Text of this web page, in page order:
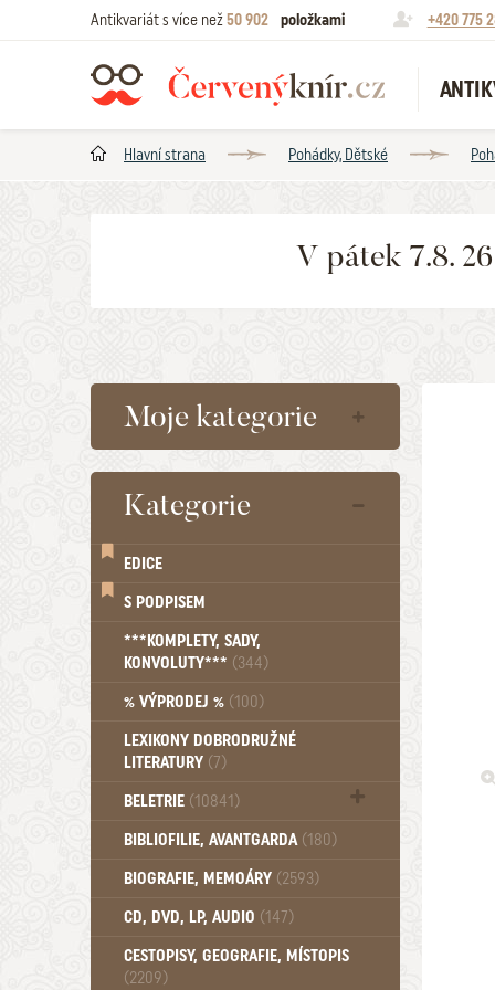
Antikvariát s více než50 902 položkami +420 775
Hlavní strana Pohádky, Dětské
V pátek 7.8.
Moje kategorie
Kategorie
EDICE
S PODPISEM
***KOMPLETY, SADY,
KONVOLUTY*** (344)
% VÝPRODEJ % (100)
LEXIKONY DOBRODRUŽNÉ
LITERATURY (7)
BELETRIE (10841)
Beletrie - Historická (1388)
Beletrie - Povídky (1757)
Beletrie - Válečné romány (489)
Beletrie - Ženské a dívčí romány
(1522)
BIBLIOFILIE, AVANTGARDA (180)
BIOGRAFIE, MEMOÁRY (2593)
CD, DVD, LP, AUDIO (147)
CESTOPISY, GEOGRAFIE, MÍSTOPIS
(2209)